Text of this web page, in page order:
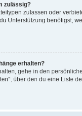
zulässig?
zulassen oder
Unterstützung benötigst,
erhalten?
gehe in den
über den du eine Liste